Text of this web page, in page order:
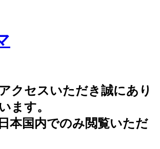
クセスいただき誠にあり
ます。
本国内でのみ閲覧いただ